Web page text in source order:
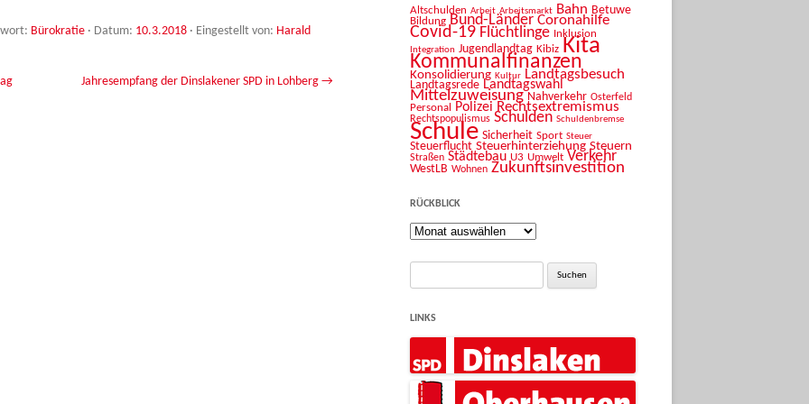
Bürokratie · Datum: 10.3.2018 · Eingestellt von: Harald
Jahresempfang der Dinslakener SPD in Lohberg →
Altschulden Arbeit Arbeitsmarkt Bahn Betuwe
Bildung Bund-Länder Coronahilfe
Covid-19 Flüchtlinge Inklusion
Integration Jugendlandtag Kibiz Kita
Kommunalfinanzen
Konsolidierung Kultur Landtagsbesuch
Landtagsrede Landtagswahl
Mittelzuweisung Nahverkehr Osterfeld
Personal Polizei Rechtsextremismus
Rechtspopulismus Schulden Schuldenbremse
Schule Sicherheit Sport Steuer
Steuerflucht Steuerhinterziehung Steuern
Straßen Städtebau U3 Umwelt Verkehr
WestLB Wohnen Zukunftsinvestition
RÜCKBLICK
Rückblick
Suche
LINKS